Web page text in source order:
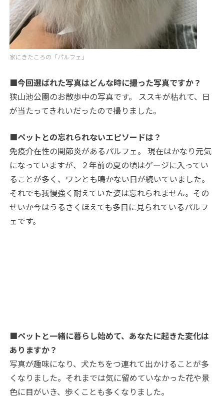
家にきたころの「パルフェ」
■今回選ばれた写真はどんな時に撮った写真ですか？
狭山池公園のお散歩中の写真です。 ススキが枯れて、日
が当たってきれいだったので撮りました。
■ペットとの忘れられないエピソードは？
免疫介在性の関節炎があるパルフェ。 現在はかなり元気
になっていますが、２年前の夏の頃はゲージに入ってい
ることが多く、ワンとも鳴かない日が続いていました。
それでも我慢強く耐えていた姿は忘れられません。その
せいか今はうるさくほえても多目に見られているパルフ
ェです。
■ペットと一緒に暮らし始めて、あなたに起きた変化は
ありますか？
写真が趣味になり、犬たちをつ連れて出かけることが多
くなりました。それまでは気に留めていなかった花や景
色に目がいき、歩くことも多くなりました。